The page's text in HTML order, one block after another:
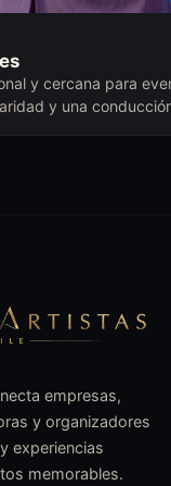
y cercana para
y una
empresas,
y organizadores
experiencias
memorables.